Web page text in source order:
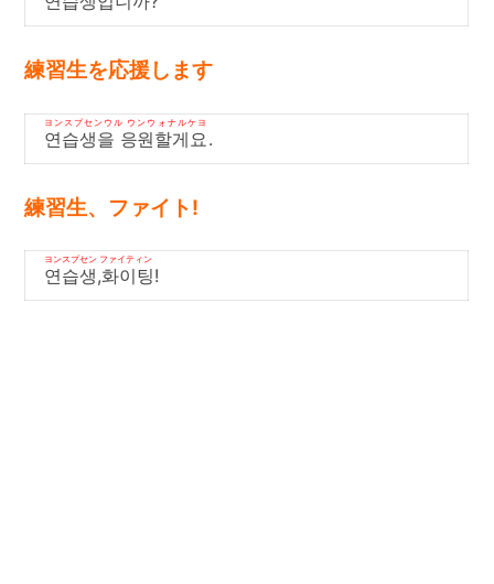
練習生を応援します
연습생을 응원할게요
ヨンスプセンウル ウンウォナルケヨ
.
練習生、ファイト!
연습생,화이팅
ヨンスプセン ファイティン
!